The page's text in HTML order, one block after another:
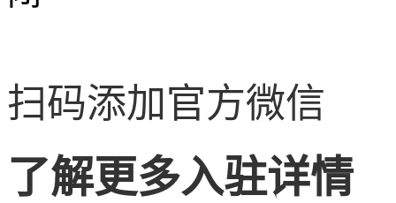
扫码添加官方微信
了解更多入驻详情